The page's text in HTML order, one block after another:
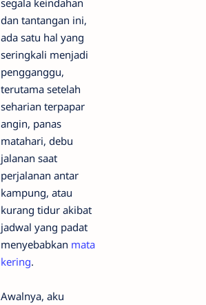
segala keindahan
dan tantangan ini,
ada satu hal yang
seringkali menjadi
pengganggu,
terutama setelah
seharian terpapar
angin, panas
matahari, debu
jalanan saat
perjalanan antar
kampung, atau
kurang tidur akibat
jadwal yang padat
menyebabkan mata
kering.
Awalnya, aku